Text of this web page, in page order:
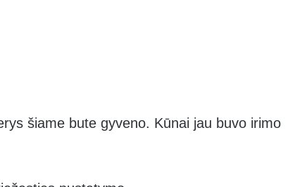
šiame bute gyveno. Kūnai jau buvo irimo